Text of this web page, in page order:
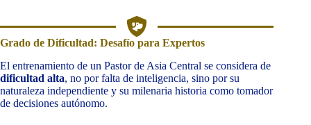
Grado de Dificultad: Desafío para Expertos
El entrenamiento de un Pastor de Asia Central se considera de
dificultad alta, no por falta de inteligencia, sino por su
naturaleza independiente y su milenaria historia como tomador
de decisiones autónomo.